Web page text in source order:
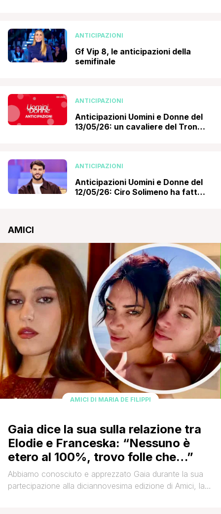
ANTICIPAZIONI
Gf Vip 8, le anticipazioni della
semifinale
ANTICIPAZIONI
Anticipazioni Uomini e Donne del
13/05/26: un cavaliere del Trono
ANTICIPAZIONI
Anticipazioni Uomini e Donne del
12/05/26: Ciro Solimeno ha fatto
AMICI
AMICI DI MARIA DE FILIPPI
Gaia dice la sua sulla relazione tra
Elodie e Franceska: “Nessuno è
etero al 100%, trovo folle che…”
Abbiamo conosciuto e apprezzato Gaia durante la sua
partecipazione alla diciannovesima edizione di Amici, la